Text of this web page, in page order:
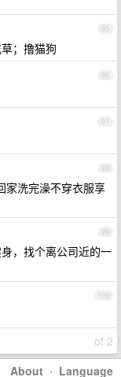
95
；撸猫狗
96
97
98
家洗完澡不穿衣服享
99
，找个离公司近的一
100
of 2
About · Language